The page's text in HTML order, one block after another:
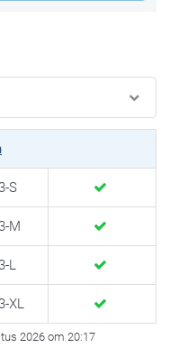
S
M
L
XL
2026 om 20:17